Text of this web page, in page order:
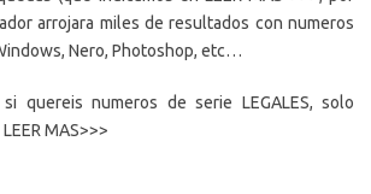
arrojara miles de resultados con numeros
Nero, Photoshop, etc…
quereis numeros de serie LEGALES, solo
MAS>>>